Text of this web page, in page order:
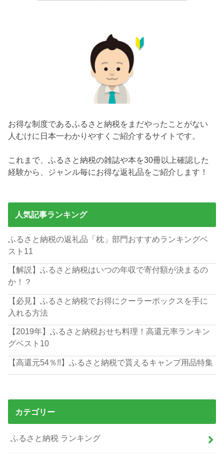
お得な制度であるふるさと納税をまだやったことがない
人むけに日本一わかりやすくご紹介するサイトです。
これまで、ふるさと納税の雑誌や本を30冊以上確認した
経験から、ジャンル毎にお得な返礼品をご紹介します！
人気記事ランキング
ふるさと納税の返礼品「枕」部門おすすめランキングベ
スト11
【解説】ふるさと納税はいつの年収で寄付額が決まるの
か！？
【必見】ふるさと納税でお得にクーラーボックスを手に
入れる方法
【2019年】ふるさと納税おせち料理！高還元率ランキン
グベスト10
【高還元54％!!】ふるさと納税で貰えるキャンプ用品特集
カテゴリー
ふるさと納税 ランキング